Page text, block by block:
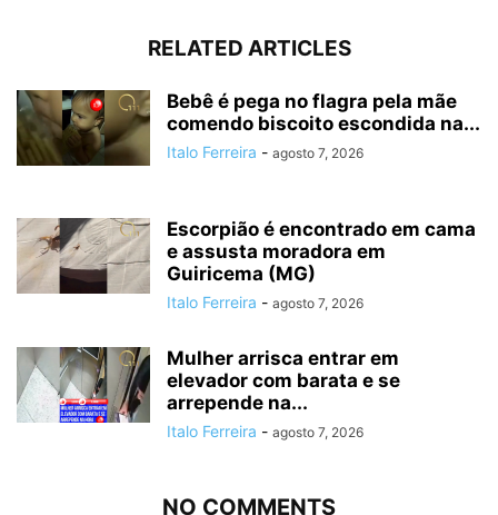
RELATED ARTICLES
Bebê é pega no flagra pela mãe
comendo biscoito escondida na...
Italo Ferreira - agosto 7, 2026
Escorpião é encontrado em cama
e assusta moradora em
Guiricema (MG)
Italo Ferreira - agosto 7, 2026
Mulher arrisca entrar em
elevador com barata e se
arrepende na...
Italo Ferreira - agosto 7, 2026
NO COMMENTS